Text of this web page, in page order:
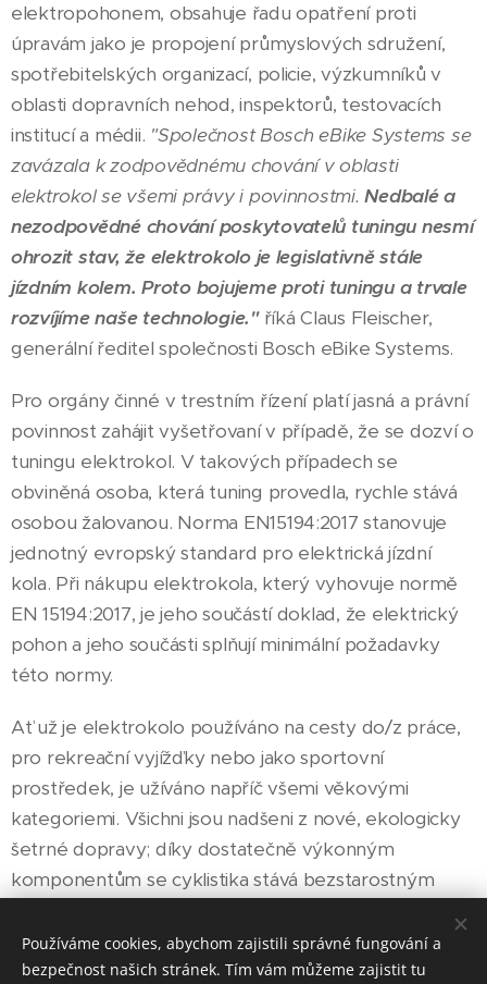
elektropohonem, obsahuje řadu opatření proti
úpravám jako je propojení průmyslových sdružení,
spotřebitelských organizací, policie, výzkumníků v
oblasti dopravních nehod, inspektorů, testovacích
institucí a médii. "Společnost Bosch eBike Systems se
zavázala k zodpovědnému chování v oblasti
elektrokol se všemi právy i povinnostmi.Nedbalé a
nezodpovědné chování poskytovatelů tuningu nesmí
ohrozit stav, že elektrokolo je legislativně stále
jízdním kolem. Proto bojujeme proti tuningu a trvale
rozvíjíme naše technologie."říká Claus Fleischer,
generální ředitel společnosti Bosch eBike Systems.
Pro orgány činné v trestním řízení platí jasná a právní
povinnost zahájit vyšetřovaní v případě, že se dozví o
tuningu elektrokol. V takových případech se
obviněná osoba, která tuning provedla, rychle stává
osobou žalovanou. Norma EN15194:2017 stanovuje
jednotný evropský standard pro elektrická jízdní
kola. Při nákupu elektrokola, který vyhovuje normě
EN 15194:2017, je jeho součástí doklad, že elektrický
pohon a jeho součásti splňují minimální požadavky
této normy.
Ať už je elektrokolo používáno na cesty do/z práce,
pro rekreační vyjížďky nebo jako sportovní
prostředek, je užíváno napříč všemi věkovými
kategoriemi. Všichni jsou nadšeni z nové, ekologicky
šetrné dopravy; díky dostatečně výkonným
komponentům se cyklistika stává bezstarostným
nabízí příjemnou podporu, kterou lze přizpůsobit
individuálním schopnostem. Pro fascinaci z jízdy na
Používáme cookies, abychom zajistili správné fungování a
bezpečnost našich stránek. Tím vám můžeme zajistit tu